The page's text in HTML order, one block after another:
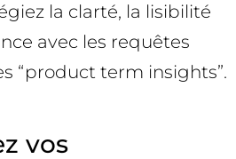
la clarté, la lisibilité
avec les requêtes
“product term insights”.
vos